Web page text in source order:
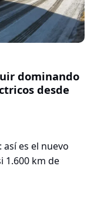
dominando
desde